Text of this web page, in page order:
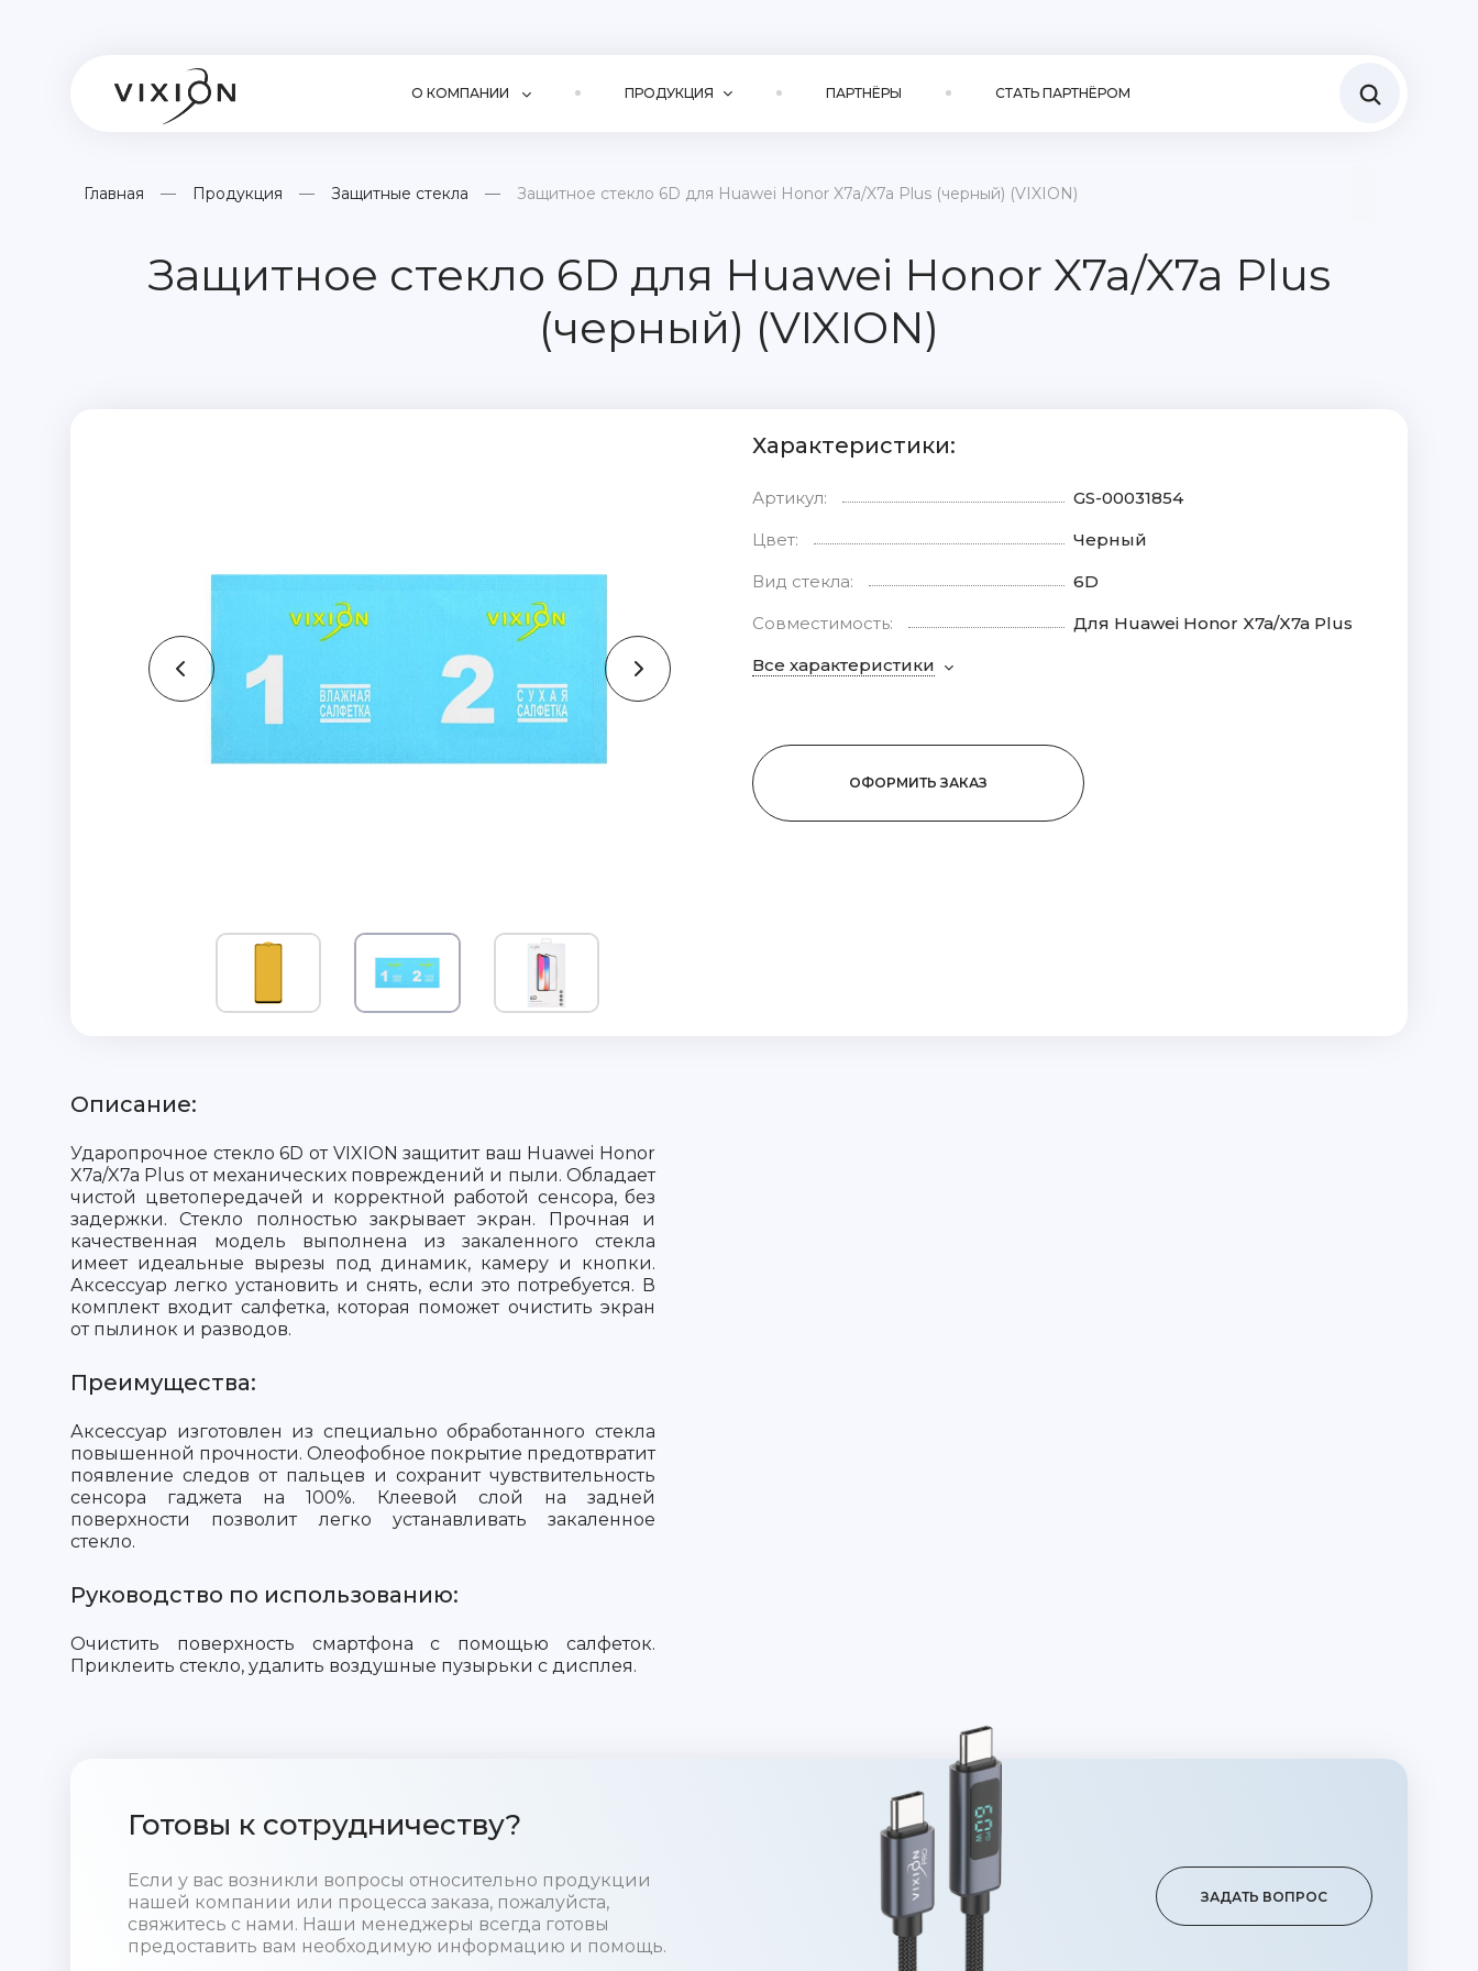
О КОМПАНИИ ПРОДУКЦИЯ ПАРТНЁРЫ СТАТЬ ПАРТНЁРОМ
Главная Продукция Защитные стекла Защитное стекло 6D для Huawei Honor X7a/X7a Plus (черный) (VIXION)
Защитное стекло 6D для Huawei Honor X7a/X7a Plus
(черный) (VIXION)
Характеристики:
Артикул:
GS-00031854
Цвет:
Черный
Вид стекла:
6D
Совместимость:
Для Huawei Honor X7a/X7a Plus
Все характеристики
ОФОРМИТЬ ЗАКАЗ
Описание:
Ударопрочное стекло 6D от VIXION защитит ваш Huawei Honor
X7a/X7a Plus от механических повреждений и пыли. Обладает
чистой цветопередачей и корректной работой сенсора, без
задержки. Стекло полностью закрывает экран. Прочная и
качественная модель выполнена из закаленного стекла
имеет идеальные вырезы под динамик, камеру и кнопки.
Аксессуар легко установить и снять, если это потребуется. В
комплект входит салфетка, которая поможет очистить экран
от пылинок и разводов.
Преимущества:
Аксессуар изготовлен из специально обработанного стекла
повышенной прочности. Олеофобное покрытие предотвратит
появление следов от пальцев и сохранит чувствительность
сенсора гаджета на 100%. Клеевой слой на задней
поверхности позволит легко устанавливать закаленное
стекло.
Руководство по использованию:
Очистить поверхность смартфона с помощью салфеток.
Приклеить стекло, удалить воздушные пузырьки с дисплея.
Готовы к сотрудничеству?
Если у вас возникли вопросы относительно продукции
нашей компании или процесса заказа, пожалуйста,
свяжитесь с нами. Наши менеджеры всегда готовы
предоставить вам необходимую информацию и помощь.
ЗАДАТЬ ВОПРОС